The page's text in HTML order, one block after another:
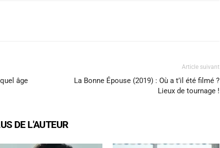
âge
Article suivant
La Bonne Épouse (2019) : Où a t’il été filmé ?
Lieux de tournage !
DE L'AUTEUR